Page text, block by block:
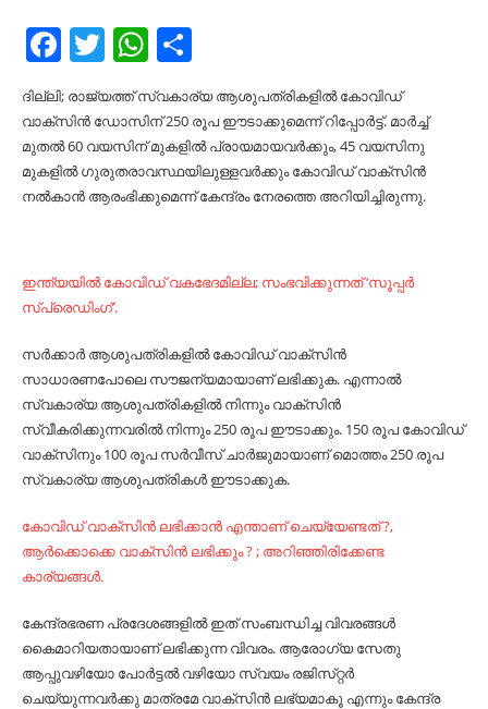
Facebook
TwitterWhatsApp
ദില്ലി; രാജ്യത്ത്‌ സ്വകാര്യ ആശുപത്രികളില്‍ കോവിഡ്‌
വാക്‌സിന്‍ ഡോസിന്‌ 250 രൂപ ഈടാക്കുമെന്ന്‌ റിപ്പോര്‍ട്ട്‌. മാര്‍ച്ച്‌
മുതല്‍ 60 വയസിന്‌ മുകളില്‍ പ്രായമായവര്‍ക്കും, 45 വയസിനു
മുകളില്‍ ഗുരുതരാവസ്ഥയിലുള്ളവര്‍ക്കും കോവിഡ്‌ വാക്‌സിന്‍
നല്‍കാന്‍ ആരംഭിക്കുമെന്ന്‌ കേന്ദ്രം നേരത്തെ അറിയിച്ചിരുന്നു.
ഇന്ത്യയില്‍ കോവിഡ്‌ വകഭേദമില്ല; സംഭവിക്കുന്നത്‌ ‘സൂപ്പര്‍
സ്‌പ്രെഡിംഗ്‌’.
സര്‍ക്കാര്‍ ആശുപത്രികളില്‍ കോവിഡ്‌ വാക്‌സിന്‍
സാധാരണപോലെ സൗജന്യമായാണ്‌ ലഭിക്കുക. എന്നാല്‍
സ്വകാര്യ ആശുപത്രികളില്‍ നിന്നും വാക്‌സിന്‍
സ്വീകരിക്കുന്നവരില്‍ നിന്നും 250 രൂപ ഈടാക്കും. 150 രൂപ കോവിഡ്‌
വാക്‌സിനും 100 രൂപ സര്‍വീസ്‌ ചാര്‍ജുമായാണ്‌ മൊത്തം 250 രൂപ
സ്വകാര്യ ആശുപത്രികള്‍ ഈടാക്കുക.
കോവിഡ് വാക്‌സിന്‍ ലഭിക്കാന്‍ എന്താണ് ചെയ്യേണ്ടത് ?,
ആര്‍ക്കൊക്കെ വാക്സിന്‍ ലഭിക്കും ? ; അറിഞ്ഞിരിക്കേണ്ട
കാര്യങ്ങള്‍.
കേന്ദ്രഭരണ പ്രദേശങ്ങളില്‍ ഇത്‌ സംബന്ധിച്ച വിവരങ്ങള്‍
കൈമാറിയതായാണ്‌ ലഭിക്കുന്ന വിവരം. ആരോഗ്യ സേതു
ആപ്പുവഴിയോ പോര്‍ട്ടല്‍ വഴിയോ സ്വയം രജിസ്‌റ്റര്‍
ചെയ്യുന്നവര്‍ക്കു മാത്രമേ വാക്‌സിന്‍ ലഭ്യമാകൂ എന്നും കേന്ദ്ര